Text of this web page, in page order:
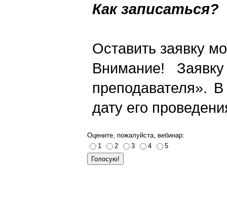
Как записаться?
Оставить заявку
Внимание!
преподавателя».
дату его
Оцените, пожалуйста, вебинар:
1
2 3 4 5